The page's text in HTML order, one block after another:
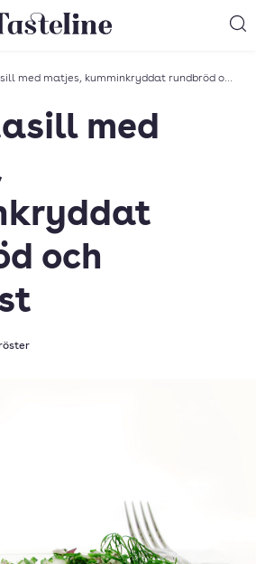
Tastelines startsida
Lerpottasill med matjes, kumminkryddat rundbröd och kryddost
med
och